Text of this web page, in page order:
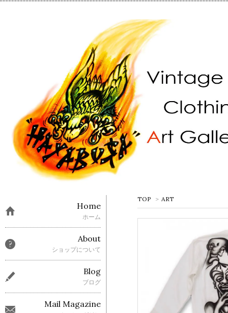
TOP > ART
Home
ホーム
About
ショップについて
Blog
ブログ
Mail Magazine